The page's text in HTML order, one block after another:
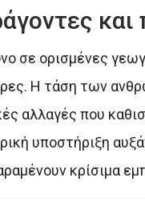
σε ορισμένες
Η τάση των
αλλαγές που
υποστήριξη
κρίσιμα